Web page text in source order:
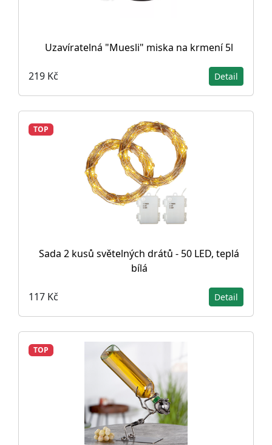
Uzavíratelná "Muesli" miska na krmení 5l
219 Kč Detail
TOP
Sada 2 kusů světelných drátů - 50 LED, teplá
bílá
117 Kč Detail
TOP